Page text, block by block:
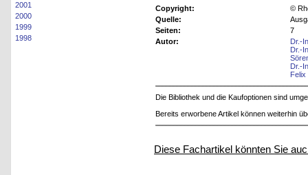
2001
2000
1999
1998
Copyright:
©
Quelle:
Seiten:
7
Autor:
Dr.-
Dr.-
Dr.-
Die Bibliothek und die Kaufoptionen sind
Bereits erworbene Artikel können weiterhin
Diese Fachartikel könnten Sie